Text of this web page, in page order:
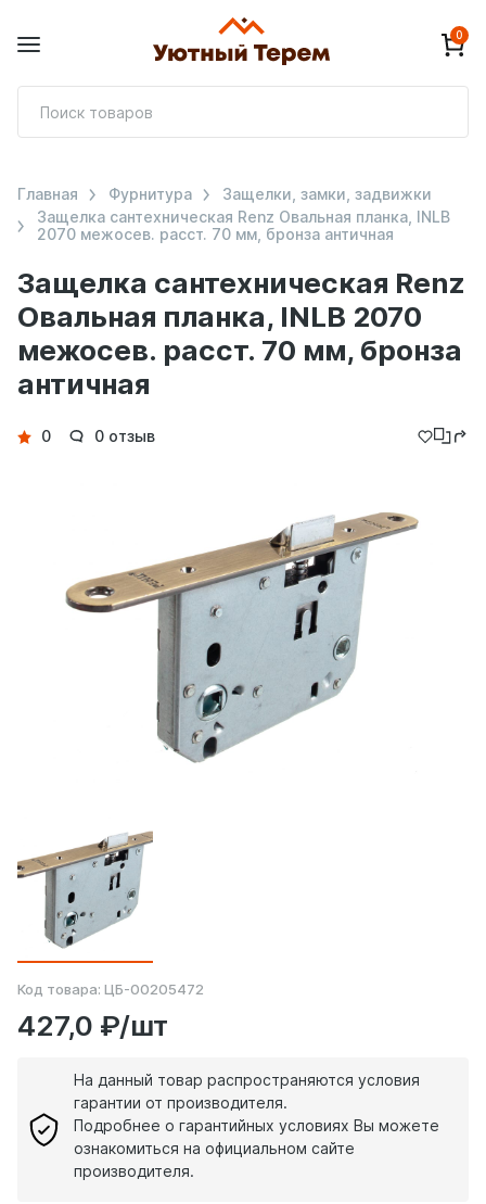
0
Защелка сантехническая Renz
Овальная планка, INLB 2070
межосев. расст. 70 мм, бронза
античная
Главная Фурнитура
Защелки, замки, задвижки
Защелка сантехническая Renz Овальная планка, INLB
2070 межосев. расст. 70 мм, бронза античная
Детали
0 0 отзыв
Код товара: ЦБ-00205472
427,0 ₽/шт
На данный товар распространяются условия
гарантии от производителя.
Подробнее о гарантийных условиях Вы можете
ознакомиться на официальном сайте
производителя.